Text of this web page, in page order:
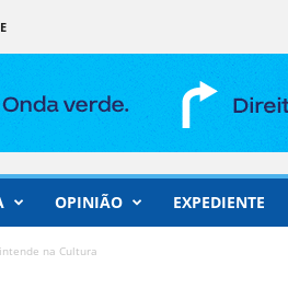
OPINIÃO EXPEDIENTE
na Cultura